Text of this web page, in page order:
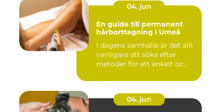
04. jun
En guide till permanent
hårborttagning i Umeå
I dagens samhälle är det allt
vanligare att söka efter
metoder för att enkelt oc...
04. jun